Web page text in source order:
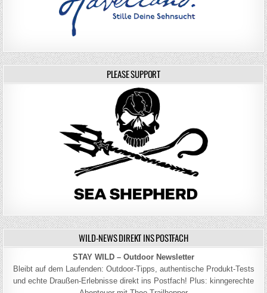
PLEASE SUPPORT
WILD-NEWS DIREKT INS POSTFACH
STAY WILD – Outdoor Newsletter
Bleibt auf dem Laufenden: Outdoor-Tipps, authentische Produkt-Tests
und echte Draußen-Erlebnisse direkt ins Postfach! Plus: kinngerechte